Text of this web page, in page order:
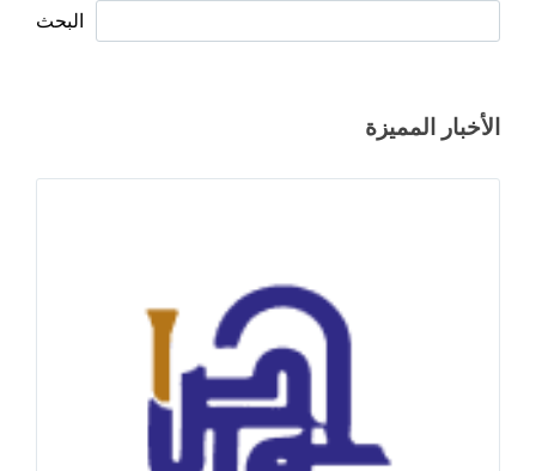
البحث
الأخبار المميزة